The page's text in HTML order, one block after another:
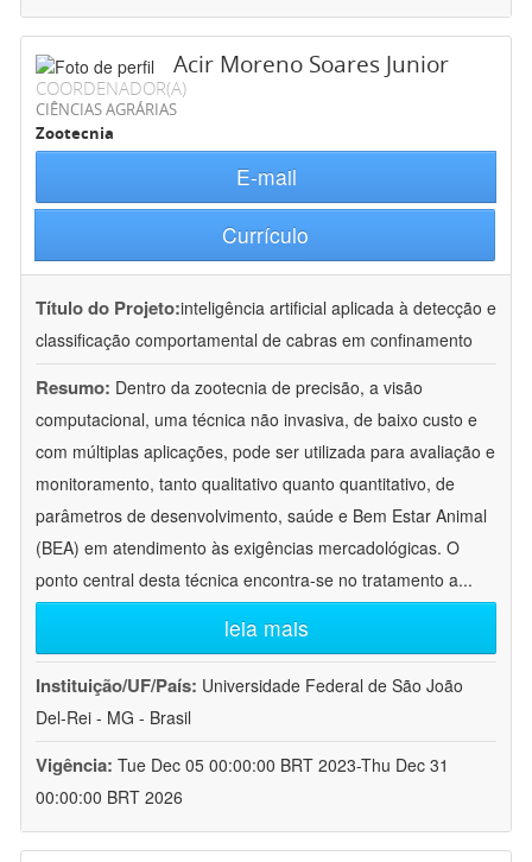
Acir Moreno Soares Junior
COORDENADOR(A)
CIÊNCIAS AGRÁRIAS
Zootecnia
E-mail
Currículo
Título do Projeto:inteligência artificial aplicada à detecção e
classificação comportamental de cabras em confinamento
Resumo: Dentro da zootecnia de precisão, a visão
computacional, uma técnica não invasiva, de baixo custo e
com múltiplas aplicações, pode ser utilizada para avaliação e
monitoramento, tanto qualitativo quanto quantitativo, de
parâmetros de desenvolvimento, saúde e Bem Estar Animal
(BEA) em atendimento às exigências mercadológicas. O
ponto central desta técnica encontra-se no tratamento a...
leia mais
Instituição/UF/País: Universidade Federal de São João
Del-Rei - MG - Brasil
Vigência: Tue Dec 05 00:00:00 BRT 2023-Thu Dec 31
00:00:00 BRT 2026